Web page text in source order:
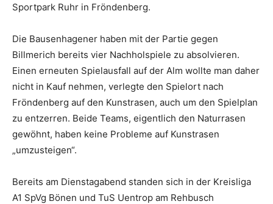
Sportpark Ruhr in Fröndenberg.
Die Bausenhagener haben mit der Partie gegen
Billmerich bereits vier Nachholspiele zu absolvieren.
Einen erneuten Spielausfall auf der Alm wollte man daher
nicht in Kauf nehmen, verlegte den Spielort nach
Fröndenberg auf den Kunstrasen, auch um den Spielplan
zu entzerren. Beide Teams, eigentlich den Naturrasen
gewöhnt, haben keine Probleme auf Kunstrasen
„umzusteigen“.
Bereits am Dienstagabend standen sich in der Kreisliga
A1 SpVg Bönen und TuS Uentrop am Rehbusch